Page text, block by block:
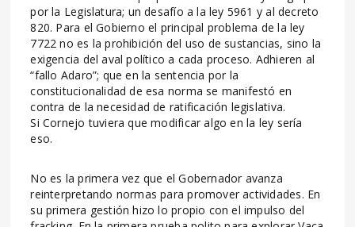
por la Legislatura; un desafío a la ley 5961 y al decreto
820. Para el Gobierno el principal problema de la ley
7722 no es la prohibición del uso de sustancias, sino la
exigencia del aval político a cada proceso. Adhieren al
“fallo Adaro”; que en la sentencia por la
constitucionalidad de esa norma se manifestó en
contra de la necesidad de ratificación legislativa.
Si Cornejo tuviera que modificar algo en la ley sería
eso.
No es la primera vez que el Gobernador avanza
reinterpretando normas para promover actividades. En
su primera gestión hizo lo propio con el impulso del